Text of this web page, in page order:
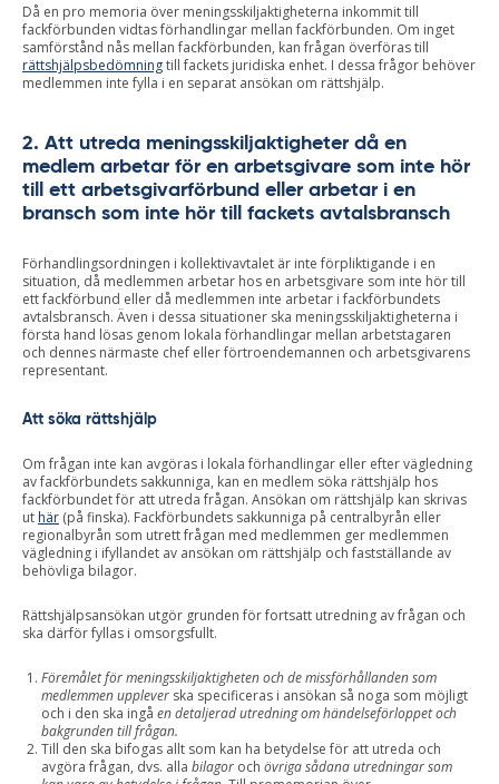
Då en pro memoria över meningsskiljaktigheterna inkommit till
fackförbunden vidtas förhandlingar mellan fackförbunden. Om inget
samförstånd nås mellan fackförbunden, kan frågan överföras till
rättshjälpsbedömningtill fackets juridiska enhet. I dessa frågor behöver
medlemmen inte fylla i en separat ansökan om rättshjälp.
2. Att utreda meningsskiljaktigheter då en
medlem arbetar för en arbetsgivare som inte hör
till ett arbetsgivarförbund eller arbetar i en
bransch som inte hör till fackets avtalsbransch
Förhandlingsordningen i kollektivavtalet är inte förpliktigande i en
situation, då medlemmen arbetar hos en arbetsgivare som inte hör till
ett fackförbund eller då medlemmen inte arbetar i fackförbundets
avtalsbransch. Även i dessa situationer ska meningsskiljaktigheterna i
första hand lösas genom lokala förhandlingar mellan arbetstagaren
och dennes närmaste chef eller förtroendemannen och arbetsgivarens
representant.
Att söka rättshjälp
Om frågan inte kan avgöras i lokala förhandlingar eller efter vägledning
av fackförbundets sakkunniga, kan en medlem söka rättshjälp hos
fackförbundet för att utreda frågan. Ansökan om rättshjälp kan skrivas
ut här (på finska). Fackförbundets sakkunniga på centralbyrån eller
regionalbyrån som utrett frågan med medlemmen ger medlemmen
vägledning i ifyllandet av ansökan om rättshjälp och fastställande av
behövliga bilagor.
Rättshjälpsansökan utgör grunden för fortsatt utredning av frågan och
ska därför fyllas i omsorgsfullt.
Föremålet för meningsskiljaktigheten och de missförhållanden som
medlemmen upplever ska specificeras i ansökan så noga som möjligt
och i den ska ingå en detaljerad utredning om händelseförloppet och
bakgrunden till frågan.
Till den ska bifogas allt som kan ha betydelse för att utreda och
avgöra frågan, dvs. alla bilagor och övriga sådana utredningar som